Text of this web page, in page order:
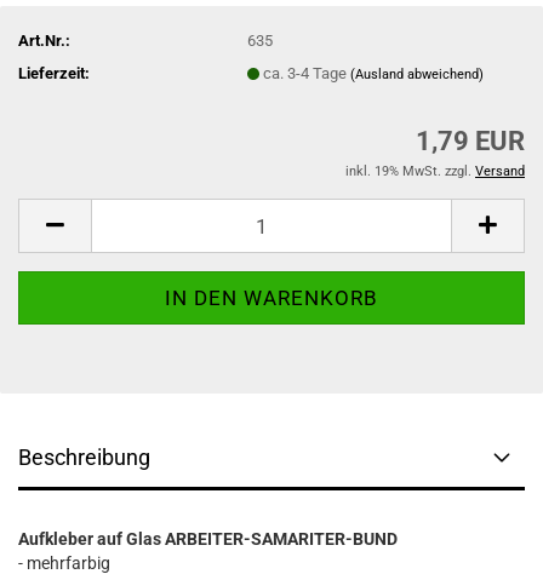
Art.Nr.:
635
Lieferzeit:
ca. 3-4 Tage(Ausland abweichend)
1,79 EUR
inkl. 19% MwSt. zzgl. Versand
Beschreibung
Aufkleber auf GlasARBEITER-SAMARITER-BUND
- mehrfarbig